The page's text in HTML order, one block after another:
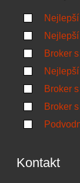
Broker
Broker
Broker
Kontakt